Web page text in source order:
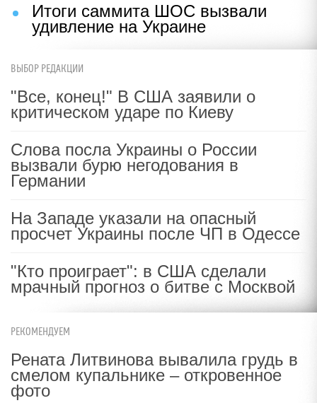
Итоги саммита ШОС вызвали
удивление на Украине
ВЫБОР РЕДАКЦИИ
"Все, конец!" В США заявили о
критическом ударе по Киеву
Слова посла Украины о России
вызвали бурю негодования в
Германии
На Западе указали на опасный
просчет Украины после ЧП в Одессе
"Кто проиграет": в США сделали
мрачный прогноз о битве с Москвой
РЕКОМЕНДУЕМ
Рената Литвинова вывалила грудь в
смелом купальнике – откровенное
фото